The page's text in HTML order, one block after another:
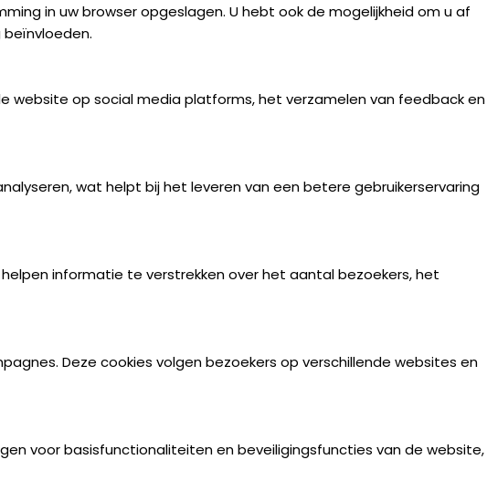
in uw browser opgeslagen. U hebt ook de mogelijkheid om u af
website op social media platforms, het verzamelen van feedback en
wat helpt bij het leveren van een betere gebruikerservaring
informatie te verstrekken over het aantal bezoekers, het
Deze cookies volgen bezoekers op verschillende websites en
voor basisfunctionaliteiten en beveiligingsfuncties van de website,